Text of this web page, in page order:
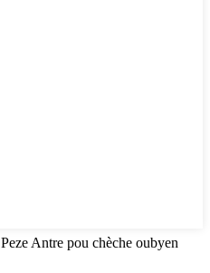
Peze Antre pou chèche oubyen